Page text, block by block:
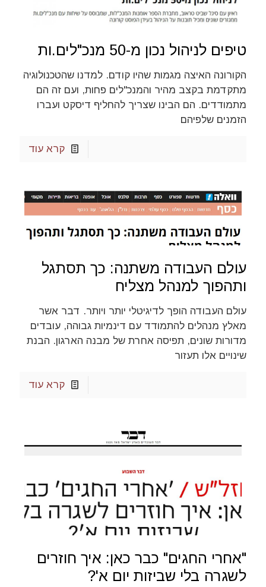
טיפים לניהול נכון מ-50 מנכ"לים.ות
הקורונה האיצה מגמות שהיו קודם. למדנו שהטכנולוגיה
מתקדמת בקצב מהיר והמנכ"לים פחות, ועם זה הם
מתמודדים. הם הבינו שצריך להחליף דיסקט ועברו
הזמנים שלפיהם
קרא עוד
עולם העבודה משתנה: כך תסתגל
ותהפוך למנהל מצליח
עולם העבודה הופך לדיגיטלי יותר ויותר. דבר אשר
מאלץ מנהלים להתמודד עם דינמיות גבוהה, עובדים
מדורות שונים, תפיסה אחרת של מבנה הארגון. הבנת
שינויים אלו תעזור
קרא עוד
"אחרי החגים" כבר כאן: איך חוזרים
לשגרה בלי שביזות יום א'?